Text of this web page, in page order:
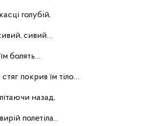
голубій,
сивий, сивий…
болять…
покрив їм тіло…
назад,
полетіла...